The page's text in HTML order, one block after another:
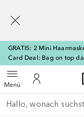
GRATIS: 2 Mini
Card Deal: Bag on top
MenüMenü öffnenZu Meinem
Gehe zurück
Suche ausführen